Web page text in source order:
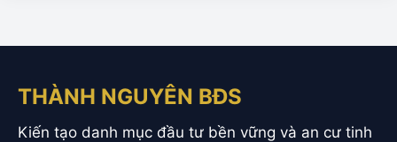
THÀNH NGUYÊN BĐS
Kiến tạo danh mục đầu tư bền vững và an cư tinh